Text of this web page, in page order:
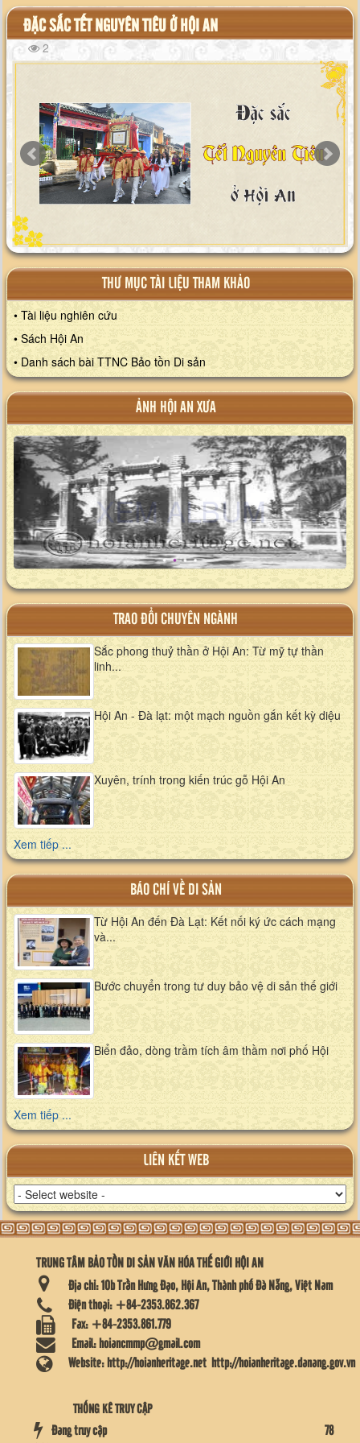
ĐẶC SẮC TẾT NGUYÊN TIÊU Ở HỘI AN
2
THƯ MỤC TÀI LIỆU THAM KHẢO
• Tài liệu nghiên cứu
• Sách Hội An
• Danh sách bài TTNC Bảo tồn Di sản
ẢNH HỘI AN XƯA
XEM ALBUM
TRAO ĐỔI CHUYÊN NGÀNH
Sắc phong thuỷ thần ở Hội An: Từ mỹ tự thần
linh...
Hội An - Đà lạt: một mạch nguồn gắn kết kỳ diệu
Xuyên, trính trong kiến trúc gỗ Hội An
Xem tiếp ...
BÁO CHÍ VỀ DI SẢN
Từ Hội An đến Đà Lạt: Kết nối ký ức cách mạng
và...
Bước chuyển trong tư duy bảo vệ di sản thế giới
Biển đảo, dòng trầm tích âm thầm nơi phố Hội
Xem tiếp ...
LIÊN KẾT WEB
TRUNG TÂM BẢO TỒN DI SẢN VĂN HÓA THẾ GIỚI HỘI AN
Địa chỉ: 10b Trần Hưng Đạo, Hội An, Thành phố Đà Nẵng, Việt Nam
Điện thoại: +84-2353.862.367
Fax: +84-2353.861.779
Email: hoiancmmp@gmail.com
Website: http://hoianheritage.net http://hoianheritage.danang.gov.vn
THỐNG KÊ TRUY CẬP
Đang truy cập 78